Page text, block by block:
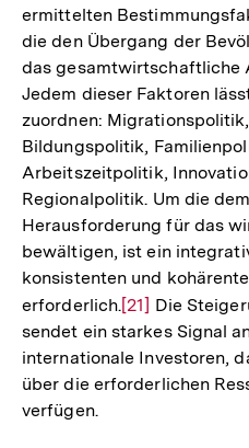
ermittelten
die den Übergang der
das gesamtwirtschaftliche
Jedem dieser Faktoren
zuordnen:
Bildungspolitik,
Arbeitszeitpolitik,
Regionalpolitik. Um die
Herausforderung für das
bewältigen, ist ein
konsistenten und
erforderlich.Zur
Auflösung
der
Fußnote
[21] Die
sendet ein starkes Signal
internationale Investoren,
über die erforderlichen
verfügen.